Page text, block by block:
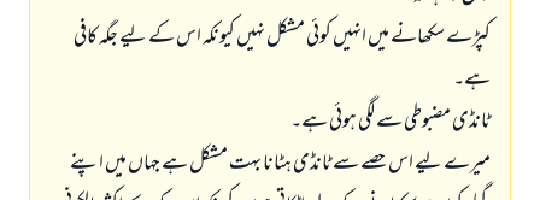
کپڑے سکھانے میں انہیں کوئی مشکل نہیں کیونکہ اس کے لیے جگہ کافی
ہے۔
ٹانڈی مضبوطی سے لگی ہوئی ہے۔
میرے لیے اس حصے سے ٹانڈی ہٹانا بہت مشکل ہے جہاں میں اپنے